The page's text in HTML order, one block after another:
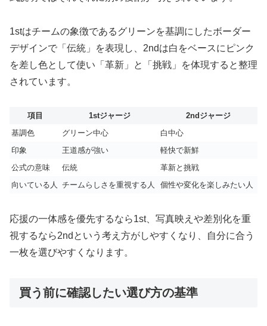
1stはチームの象徴であるグリーンを基調にしたボーダー
デザインで「伝統」を表現し、2ndは白をベースにピンク
を差し色として使い「革新」と「挑戦」を体現すると整理
されています。
項目 1stジャージ
2ndジャージ
基調色
グリーン中心
白中心
印象
王道感が強い
軽快で新鮮
公式の意味
伝統
革新と挑戦
向いている人 チームらしさを重視する人 個性や変化を楽しみたい人
応援の一体感を優先するなら1st、写真映えや差別化を重
視するなら2ndという考え方がしやすくなり、自分に合う
一枚を選びやすくなります。
買う前に確認したい選び方の基準